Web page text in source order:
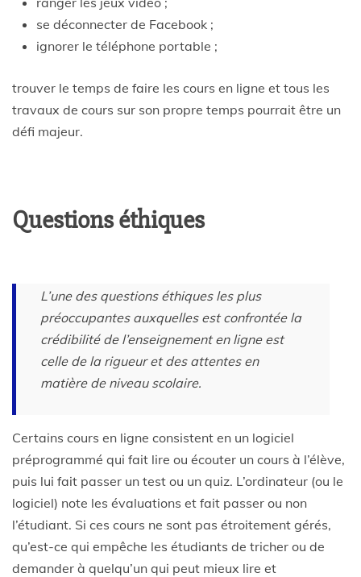
se déconnecter de Facebook ;
ignorer le téléphone portable ;
trouver le temps de faire les cours en ligne et tous les
travaux de cours sur son propre temps pourrait être un
défi majeur.
Questions éthiques
L’une des questions éthiques les plus
préoccupantes auxquelles est confrontée la
crédibilité de l’enseignement en ligne est
celle de la rigueur et des attentes en
matière de niveau scolaire.
Certains cours en ligne consistent en un logiciel
préprogrammé qui fait lire ou écouter un cours à l’élève,
puis lui fait passer un test ou un quiz. L’ordinateur (ou le
logiciel) note les évaluations et fait passer ou non
l’étudiant. Si ces cours ne sont pas étroitement gérés,
qu’est-ce qui empêche les étudiants de tricher ou de
demander à quelqu’un qui peut mieux lire et